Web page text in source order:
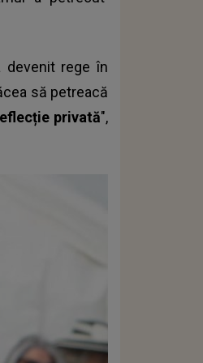
devenit rege în
să petreacă
privată",